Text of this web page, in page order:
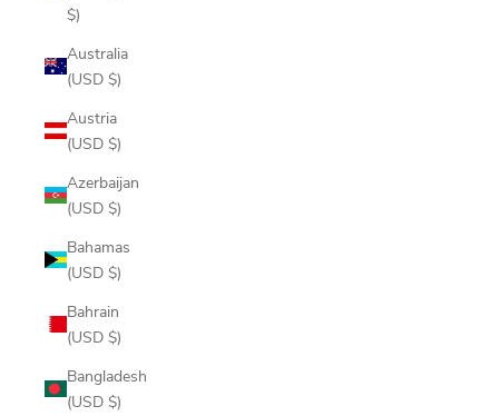
$)
Australia
(USD $)
Austria
(USD $)
Azerbaijan
(USD $)
Bahamas
(USD $)
Bahrain
(USD $)
Bangladesh
(USD $)